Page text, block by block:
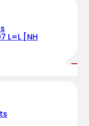
L=L [NH